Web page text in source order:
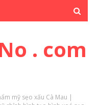
. com
mỹ sẹo xấu Cà Mau |